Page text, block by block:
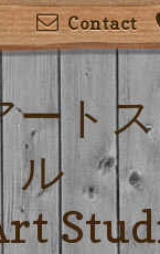
Contact
ート
ル